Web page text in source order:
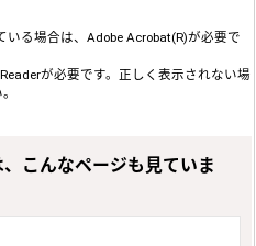
いる場合は、Adobe Acrobat(R)が必要で
が必要です。正しく表示されない場
こんなページも見ていま